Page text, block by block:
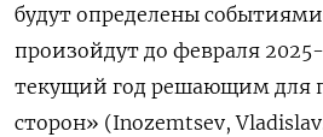
будут определены
произойдут до февраля 2025-
текущий год решающим для
сторон» (Inozemtsev,